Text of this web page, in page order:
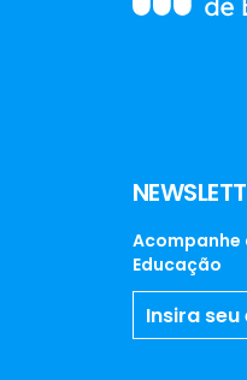
Acompanhe
Educação